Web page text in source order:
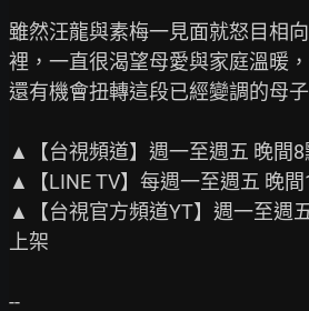
雖然汪龍與素梅一見面就怒目相
裡，一直很渴望母愛與家庭溫暖
還有機會扭轉這段已經變調的母
▲【台視頻道】週一至週五 晚間8
▲【LINE TV】每週一至週五 晚
▲【台視官方頻道YT】週一至週
上架